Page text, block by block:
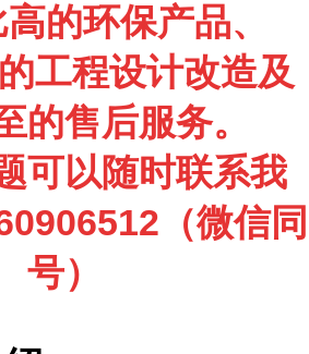
的环保产品、
工程设计改造及
的售后服务。
可以随时联系我
0906512 （微信同
号）